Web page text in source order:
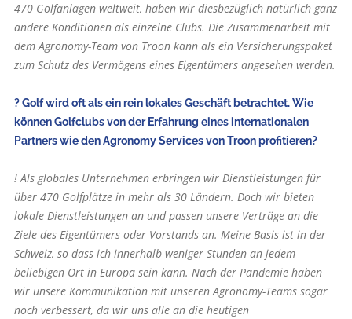
470 Golfanlagen weltweit, haben wir diesbezüglich natürlich ganz
andere Konditionen als einzelne Clubs. Die Zusammenarbeit mit
dem Agronomy-Team von Troon kann als ein Versicherungspaket
zum Schutz des Vermögens eines Eigentümers angesehen werden.
? Golf wird oft als ein rein lokales Geschäft betrachtet. Wie
können Golfclubs von der Erfahrung eines internationalen
Partners wie den Agronomy Services von Troon profitieren?
! Als globales Unternehmen erbringen wir Dienstleistungen für
über 470 Golfplätze in mehr als 30 Ländern. Doch wir bieten
lokale Dienstleistungen an und passen unsere Verträge an die
Ziele des Eigentümers oder Vorstands an. Meine Basis ist in der
Schweiz, so dass ich innerhalb weniger Stunden an jedem
beliebigen Ort in Europa sein kann. Nach der Pandemie haben
wir unsere Kommunikation mit unseren Agronomy-Teams sogar
noch verbessert, da wir uns alle an die heutigen